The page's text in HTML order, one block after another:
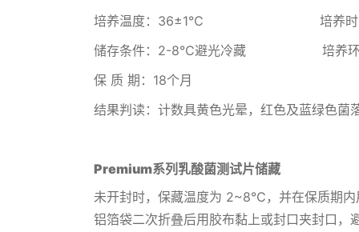
培养温度：36±1℃ 培养时间
储存条件：2-8℃避光冷藏 培养环境
保 质 期：18个月
结果判读：计数具黄色光晕，红色及
Premium系列乳酸菌测试片储藏
未开封时，保藏温度为 2~8℃，并在保质期内
铝箔袋二次折叠后用胶布黏上或封口夹封口，